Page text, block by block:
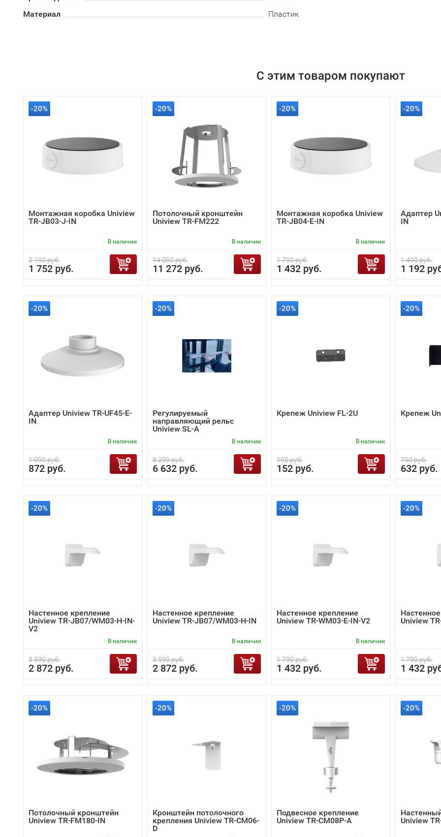
Материал
Пластик
С этим товаром покупают
-20%
Монтажная коробка Uniview
TR-JB03-J-IN
В наличии
2 190 руб.
1 752 руб.
-20%
Потолочный кронштейн
Uniview TR-FM222
В наличии
14 090 руб.
11 272 руб.
-20%
Монтажная коробка Uniview
TR-JB04-E-IN
В наличии
1 790 руб.
1 432 руб.
-20%
Адаптер
IN
1 490 руб.
1 192
-20%
Адаптер Uniview TR-UF45-E-
IN
В наличии
1 090 руб.
872 руб.
-20%
Регулируемый
направляющий рельс
Uniview SL-A
В наличии
8 290 руб.
6 632 руб.
-20%
Крепеж Uniview FL-2U
В наличии
190 руб.
152 руб.
-20%
Крепеж
790 руб.
632 руб.
-20%
Настенное крепление
Uniview TR-JB07/WM03-H-IN-
V2
В наличии
3 590 руб.
2 872 руб.
-20%
Настенное крепление
Uniview TR-JB07/WM03-H-IN
В наличии
3 590 руб.
2 872 руб.
-20%
Настенное крепление
Uniview TR-WM03-E-IN-V2
В наличии
1 790 руб.
1 432 руб.
-20%
Uniview
1 790 руб.
1 432
-20%
Потолочный кронштейн
Uniview TR-FM180-IN
-20%
Кронштейн потолочного
крепления Uniview TR-CM06-
D
-20%
Подвесное крепление
Uniview TR-CM08P-A
-20%
Uniview